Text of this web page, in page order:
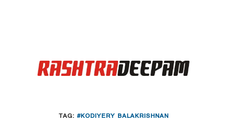
TAG: #KODIYERY BALAKRISHNAN